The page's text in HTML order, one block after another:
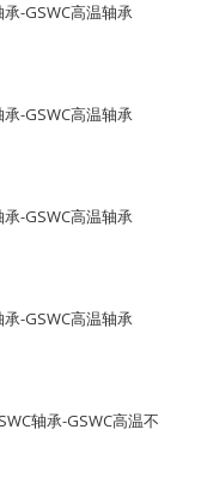
-GSWC高温轴承
-GSWC高温轴承
-GSWC高温轴承
-GSWC高温轴承
轴承-GSWC高温不